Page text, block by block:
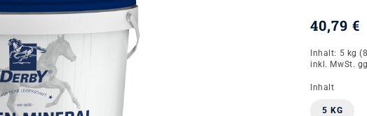
40,79 €
Inhalt: 5 kg
inkl. MwSt.
Inhalt
5 KG